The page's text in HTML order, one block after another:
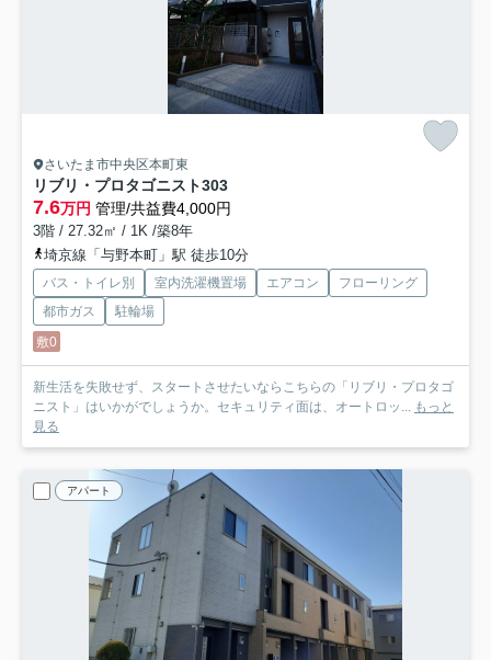
さいたま市中央区本町東
リブリ・プロタゴニスト303
7.6万円 管理/共益費4,000円
3階 / 27.32㎡ / 1K /築8年
埼京線「与野本町」駅 徒歩10分
バス・トイレ別 室内洗濯機置場 エアコン
フローリング
都市ガス
駐輪場
敷0
新生活を失敗せず、スタートさせたいならこちらの「リブリ・プロタゴ
ニスト」はいかがでしょうか。セキュリティ面は、オートロッ... もっと
見る
アパート